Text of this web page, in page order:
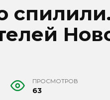
ПРОСМОТРОВ
63